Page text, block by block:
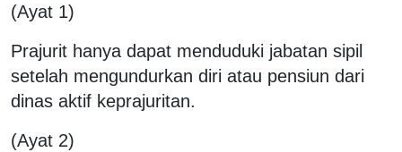
(Ayat 1)
Prajurit hanya dapat menduduki jabatan sipil
setelah mengundurkan diri atau pensiun dari
dinas aktif keprajuritan.
(Ayat 2)